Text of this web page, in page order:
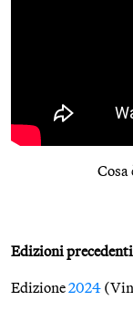
Edizioni precedenti
Edizione2024